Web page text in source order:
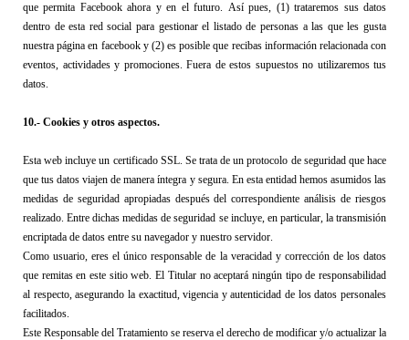
que permita Facebook ahora y en el futuro. Así pues, (1) trataremos sus datos
dentro de esta red social para gestionar el listado de personas a las que les gusta
nuestra página en facebook y (2) es posible que recibas información relacionada con
eventos, actividades y promociones. Fuera de estos supuestos no utilizaremos tus
datos.
10.- Cookies y otros aspectos.
Esta web incluye un certificado SSL. Se trata de un protocolo de seguridad que hace
que tus datos viajen de manera íntegra y segura. En esta entidad hemos asumidos las
medidas de seguridad apropiadas después del correspondiente análisis de riesgos
realizado. Entre dichas medidas de seguridad se incluye, en particular, la transmisión
encriptada de datos entre su navegador y nuestro servidor.
Como usuario, eres el único responsable de la veracidad y corrección de los datos
que remitas en este sitio web. El Titular no aceptará ningún tipo de responsabilidad
al respecto, asegurando la exactitud, vigencia y autenticidad de los datos personales
facilitados.
Este Responsable del Tratamiento se reserva el derecho de modificar y/o actualizar la